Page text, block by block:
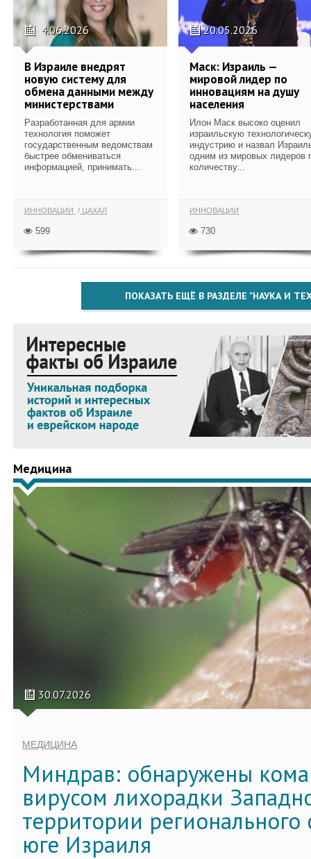
4.06.2026
В Израиле внедрят
новую систему для
обмена данными между
министерствами
Разработанная для армии
технология поможет
государственным ведомствам
быстрее обмениваться
информацией, принимать...
ИННОВАЦИИ ЦАХАЛ
599
20.05.2026
Маск: Израиль —
мировой лидер по
инновациям на душу
населения
Илон Маск высоко оценил
израильскую
индустрию и назвал
одним из мировых лидеров
количеству...
ИННОВАЦИИ
730
ПОКАЗАТЬ ЕЩЁ В РАЗДЕЛЕ "НАУКА И
Медицина
30.07.2026
МЕДИЦИНА
Миндрав: обнаружены
вирусом лихорадки
территории регионального
юге Израиля